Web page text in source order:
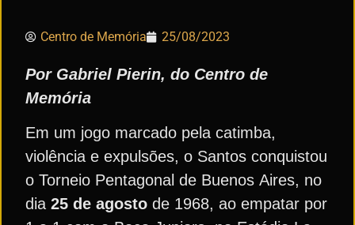
Centro de Memória 25/08/2023
Por Gabriel Pierin, do Centro de
Memória
Em um jogo marcado pela catimba,
violência e expulsões, o Santos conquistou
o Torneio Pentagonal de Buenos Aires, no
dia 25 de agosto de 1968, ao empatar por